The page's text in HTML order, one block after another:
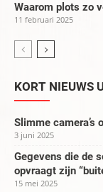
Waarom plots zo
11 februari 2025
KORT NIEUWS
Slimme camera’s
3 juni 2025
Gegevens die de
opvraagt zijn
15 mei 2025